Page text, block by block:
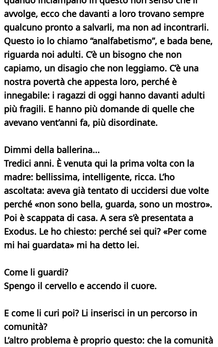
avvolge, ecco che davanti a loro trovano sempre
qualcuno pronto a salvarli, ma non ad incontrarli.
Questo io lo chiamo “analfabetismo”, e bada bene,
riguarda noi adulti. C’è un bisogno che non
capiamo, un disagio che non leggiamo. C’è una
nostra povertà che appesta loro, perché è
innegabile: i ragazzi di oggi hanno davanti adulti
più fragili. E hanno più domande di quelle che
avevano vent’anni fa, più disordinate.
Dimmi della ballerina...
Tredici anni. È venuta qui la prima volta con la
madre: bellissima, intelligente, ricca. L’ho
ascoltata: aveva già tentato di uccidersi due volte
perché «non sono bella, guarda, sono un mostro».
Poi è scappata di casa. A sera s’è presentata a
Exodus. Le ho chiesto: perché sei qui? «Per come
mi hai guardata» mi ha detto lei.
Come li guardi?
Spengo il cervello e accendo il cuore.
E come li curi poi? Li inserisci in un percorso in
comunità?
L’altro problema è proprio questo: che la comunità